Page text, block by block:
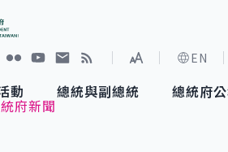
展開字級選單
EN
動 總統與副總統 總統府
府新聞